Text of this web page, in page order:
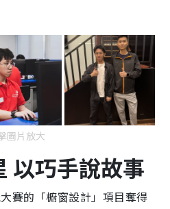
圖片放大
以巧手說故事
賽的「櫥窗設計」項目奪得